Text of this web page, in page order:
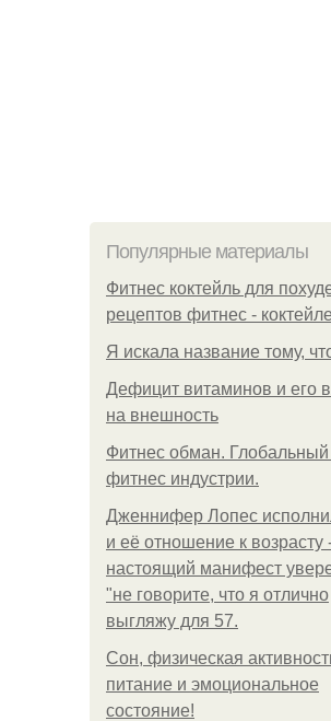
Популярные материалы
Фитнес коктейль для
рецептов фитнес -
Я искала название тому,
Дефицит витаминов и его
на внешность
Фитнес обман.
фитнес индустрии.
Дженнифер Лопес
и её отношение к возрасту
настоящий манифест
"не говорите, что я отлично
выгляжу для 57.
Сон, физическая
питание и эмоциональное
состояние!